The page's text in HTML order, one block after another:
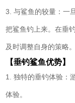
3. 与鲨鱼的较量：一
把鲨鱼钓上来。在垂
及时调整自身的策略。
【垂钓鲨鱼优势】
1. 独特的垂钓体验：
体验。